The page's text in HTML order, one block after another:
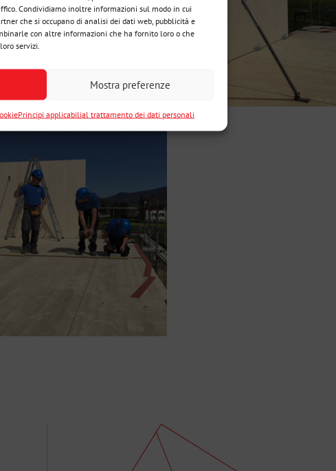
Condividiamo inoltre informazioni sul modo in cui
che si occupano di analisi dei dati web, pubblicità e
con altre informazioni che ha fornito loro o che
servizi.
Mostra preferenze
Principi applicabilial trattamento dei dati personali